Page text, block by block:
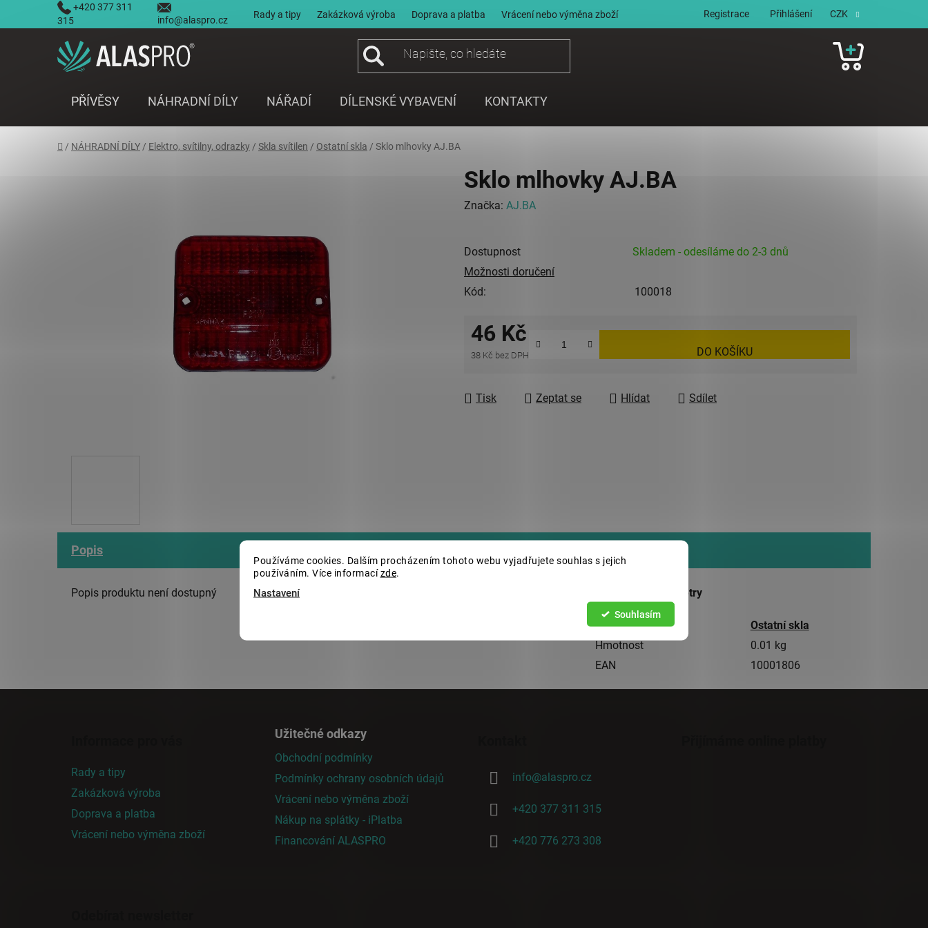
Používáme cookies. Dalším procházením tohoto webu vyjadřujete souhlas s jejich
používáním. Více informacízde
Nastavení
Souhlasím
+420 377 311
315
info@alaspro.cz Rady a tipy Zakázková výroba Doprava a platba Vrácení nebo výměna zboží CZK
Přihlášení
Registrace
NÁKUPNÍ
PŘÍVĚSY NÁHRADNÍ DÍLY NÁŘADÍ DÍLENSKÉ VYBAVENÍ KONTAKTY
Domů
/ NÁHRADNÍ DÍLY / Elektro, svítilny, odrazky / Skla svítilen / Ostatní skla / Sklo mlhovky AJ.BA
Sklo mlhovky AJ.BA
Značka: AJ.BA
Dostupnost
Skladem - odesíláme do 2-3 dnů
Možnosti doručení
Kód:
100018
46 Kč
38 Kč bez DPH DO KOŠÍKU
Tisk Zeptat se Hlídat Sdílet
Popis
Popis produktu není dostupný Doplňkové parametry
Kategorie
Ostatní skla
Hmotnost
0.01 kg
EAN
10001806
Rady a tipy
Zakázková výroba
Doprava a platba
Vrácení nebo výměna zboží
Užitečné odkazy
Obchodní podmínky
Podmínky ochrany osobních údajů
Vrácení nebo výměna zboží
Nákup na splátky - iPlatba
Financování ALASPRO
info@alaspro.cz
+420 377 311 315
+420 776 273 308